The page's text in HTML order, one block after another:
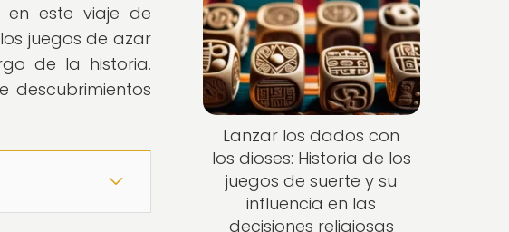
este viaje de
juegos de azar
de la historia.
descubrimientos
Lanzar los dados con
los dioses: Historia de los
juegos de suerte y su
influencia en las
decisiones religiosas